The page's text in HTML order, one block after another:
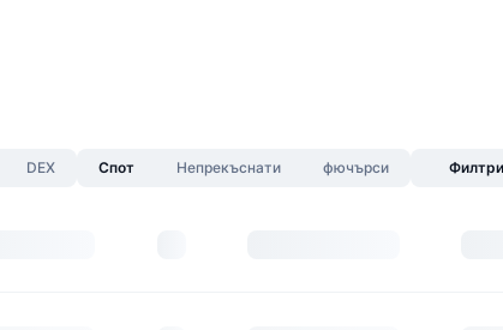
DEX Спот Непрекъснати фючърси Филтри